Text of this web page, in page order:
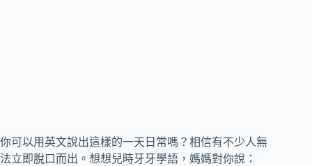
你可以用英文說出這樣的一天日常嗎？相信有不少人無
法立即脫口而出。想想兒時牙牙學語，媽媽對你說：